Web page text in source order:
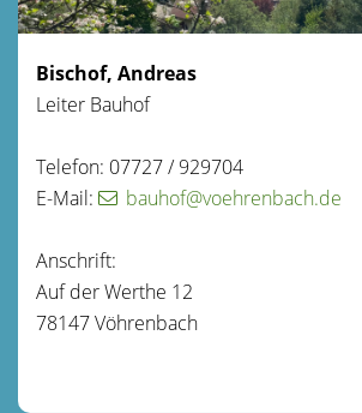
Bischof, Andreas
Leiter Bauhof
Telefon: 07727 / 929704
E-Mail:
bauhof@voehrenbach.de
Anschrift:
Auf der Werthe 12
78147 Vöhrenbach